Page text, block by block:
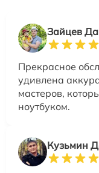
Зайцев
Прекрасное
удивлена
мастеров,
ноутбуком.
Кузьмин